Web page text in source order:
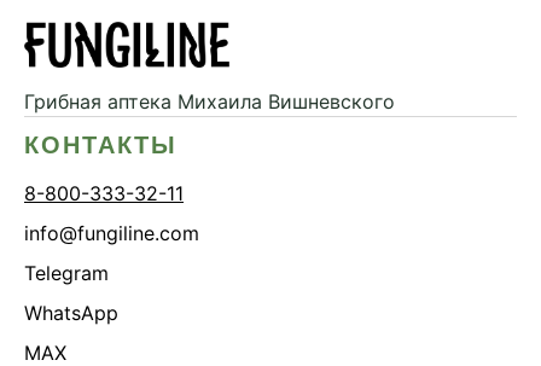
Грибная аптека Михаила Вишневского
КОНТАКТЫ
8-800-333-32-11
info@fungiline.com
Telegram
WhatsApp
MAX